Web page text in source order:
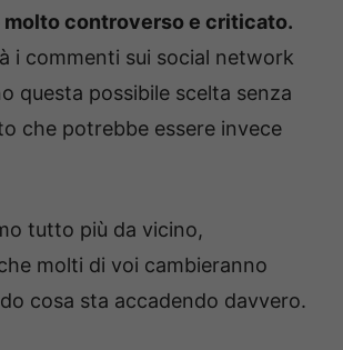
molto controverso e criticato.
i commenti sui social network
questa possibile scelta senza
che potrebbe essere invece
tutto più da vicino,
molti di voi cambieranno
cosa sta accadendo davvero.